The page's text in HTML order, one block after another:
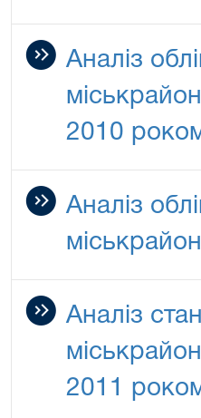
Аналіз
2010
Аналіз
Аналіз
2011